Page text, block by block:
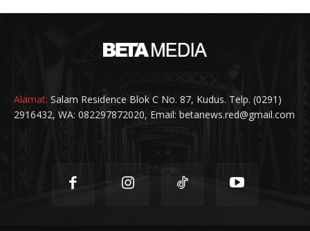
Alamat: Salam Residence Blok C No. 87, Kudus. Telp. (0291)
2916432, WA: 082297872020, Email: betanews.red@gmail.com